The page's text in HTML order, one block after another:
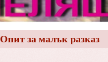
Опит за малък разказ